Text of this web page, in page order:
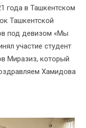
года в Ташкентском
Ташкентской
под девизом «Мы
участие студент
Миразиз, который
Хамидова